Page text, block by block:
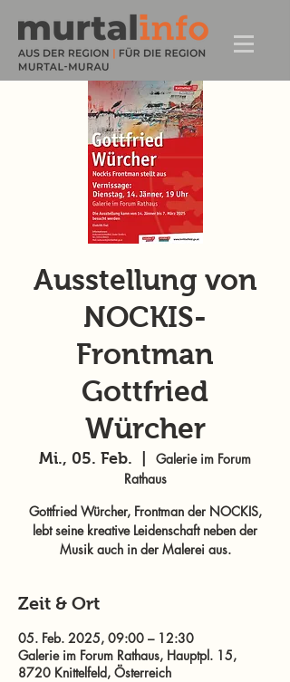
Ausstellung von
NOCKIS-
Frontman
Gottfried
Würcher
Mi., 05. Feb.
Galerie im Forum
Rathaus
Gottfried Würcher, Frontman der NOCKIS,
lebt seine kreative Leidenschaft neben der
Musik auch in der Malerei aus.
Zeit & Ort
05. Feb. 2025, 09:00 – 12:30
Galerie im Forum Rathaus, Hauptpl. 15,
8720 Knittelfeld, Österreich